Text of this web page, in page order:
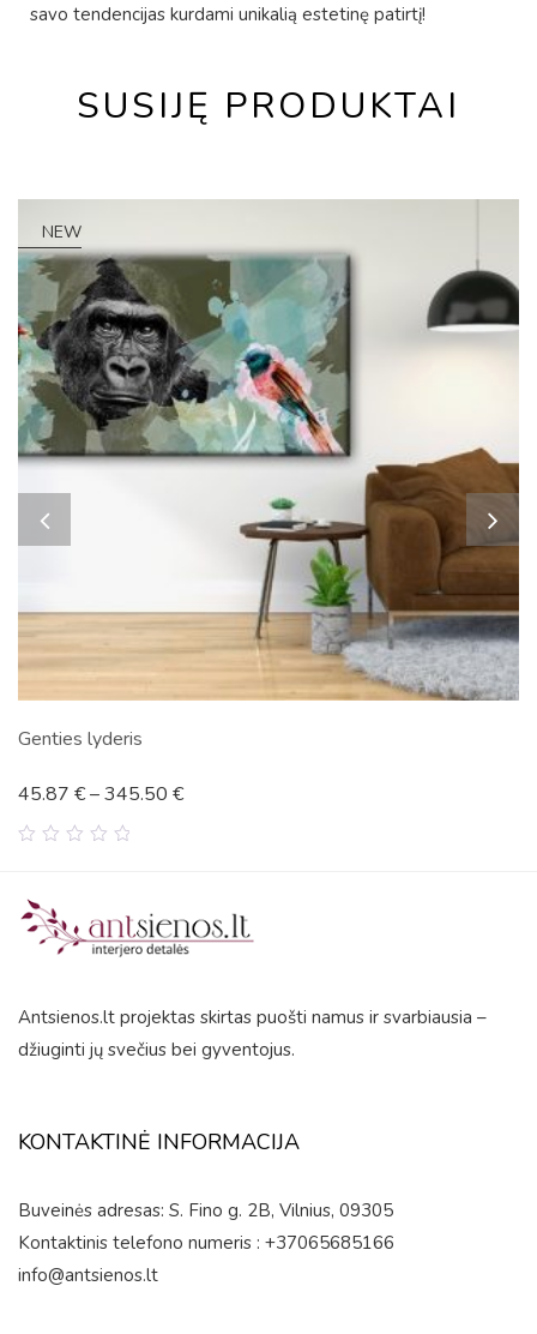
savo tendencijas kurdami unikalią estetinę patirtį!
SUSIJĘ PRODUKTAI
NEW
Genties lyderis
5
45.87 €–345.50 €
Antsienos.lt projektas skirtas puošti namus ir svarbiausia –
džiuginti jų svečius bei gyventojus.
KONTAKTINĖ INFORMACIJA
Buveinės adresas: S. Fino g. 2B, Vilnius, 09305
Kontaktinis telefono numeris : +37065685166
info@antsienos.lt